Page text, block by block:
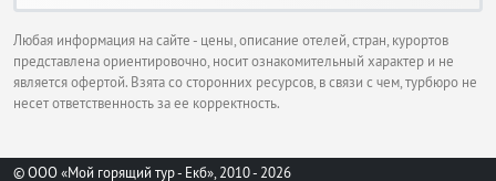
фото Варадеро
Любая информация на сайте - цены, описание отелей, стран, курортов
представлена ориентировочно, носит ознакомительный характер и не
является офертой. Взята со сторонних ресурсов, в связи с чем, турбюро не
несет ответственность за ее корректность.
© ООО «Мой горящий тур - Екб», 2010 - 2026